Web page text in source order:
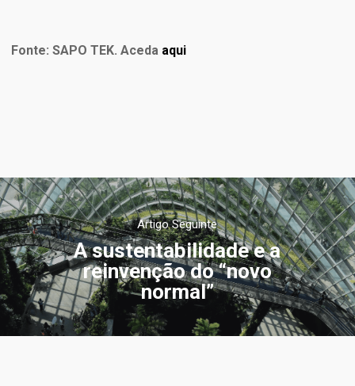
Fonte: SAPO TEK. Aceda aqui
Artigo Seguinte
A sustentabilidade e a
reinvenção do “novo
normal”